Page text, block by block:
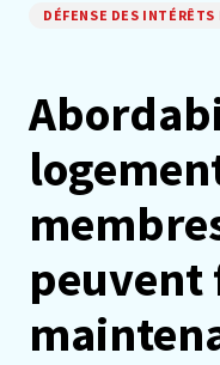
DÉFENSE DES
peuvent